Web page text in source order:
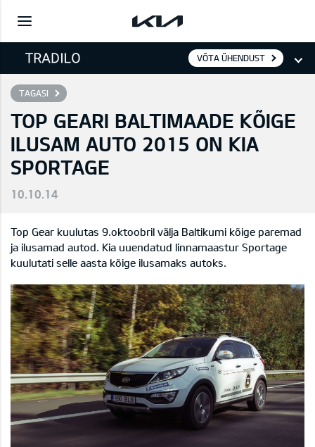
VÕTA ÜHENDUST
TAGASI
TOP GEARI BALTIMAADE KÕIGE
ILUSAM AUTO 2015 ON KIA
SPORTAGE
10.10.14
Top Gear kuulutas 9.oktoobril välja Baltikumi kõige paremad
ja ilusamad autod. Kia uuendatud linnamaastur Sportage
kuulutati selle aasta kõige ilusamaks autoks.